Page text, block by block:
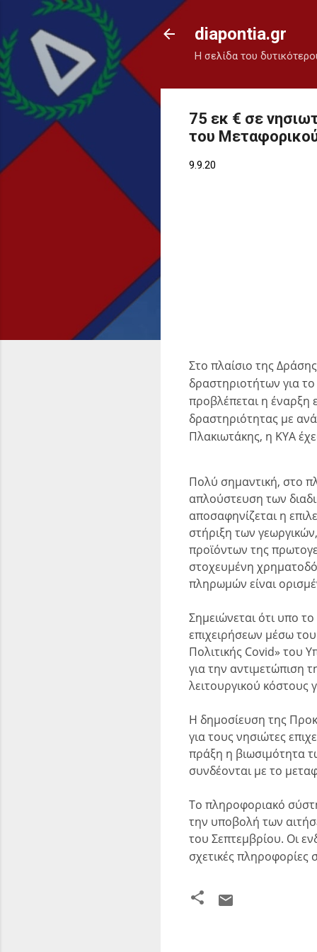
diapontia.gr
Η σελίδα του
75 εκ € σε
του
9.9.20
Στο πλαίσιο της
δραστηριοτήτων για
προβλέπεται η έναρξη
δραστηριότητας με
Πλακιωτάκης, η ΚΥΑ
Πολύ σημαντική, στο
απλούστευση των
αποσαφηνίζεται η
στήριξη των
προϊόντων της
στοχευμένη
πληρωμών είναι
Σημειώνεται ότι υπο
επιχειρήσεων μέσω
Πολιτικής Covid» του
για την αντιμετώπιση
λειτουργικού κόστους
Η δημοσίευση της
για τους νησιώτες
πράξη η βιωσιμότητα
συνδέονται με το
Το πληροφοριακό
την υποβολή των
του Σεπτεμβρίου. Οι
σχετικές πληροφορίες